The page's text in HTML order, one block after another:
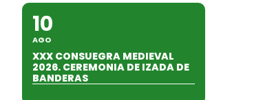
10
AGO
XXX CONSUEGRA MEDIEVAL
2026. CEREMONIA DE IZADA DE
BANDERAS